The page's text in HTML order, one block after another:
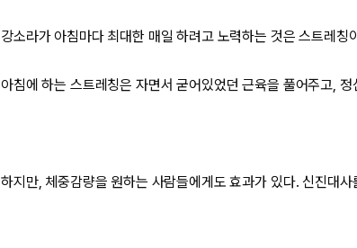
강소라가 아침마다 최대한 매일 하려고 노력하는 것은 스트레칭
아침에 하는 스트레칭은 자면서 굳어있었던 근육을 풀어주고,
하지만, 체중감량을 원하는 사람들에게도 효과가 있다. 신진대